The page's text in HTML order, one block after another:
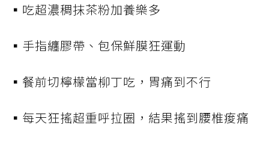
▪️吃超濃稠抹茶粉加養樂多
▪️手指纏膠帶、包保鮮膜狂運動
▪️餐前切檸檬當柳丁吃，胃痛到不行
▪️每天狂搖超重呼拉圈，結果搖到腰椎痠痛